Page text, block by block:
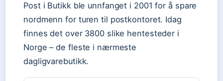
Post i Butikk ble unnfanget i 2001 for å spare
nordmenn for turen til postkontoret. Idag
finnes det over 3800 slike hentesteder i
Norge – de fleste i nærmeste
dagligvarebutikk.